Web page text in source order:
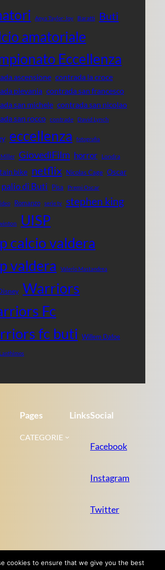
Anya Taylor-Joy Baratti Buti
amatoriale
Eccellenza
ascensione contrada la croce
pievania contrada san francesco
san michele contrada san nicolao
san rocco contrade David Lynch
eccellenza fotografia
Miller GiovedìFilm horror Londra
bike netflix Nicolas Cage Oscar
palio di Buti Pisa Premi Oscar
Romanzo serie tv stephen king
UISP
calcio valdera
valdera
Valerio Mastandrea
Warriors
Fc
fc buti Willem Dafoe
Pages
CATEGORIE
LinksSocial
Facebook
Instagram
Twitter
cookies to ensure that we give you the best